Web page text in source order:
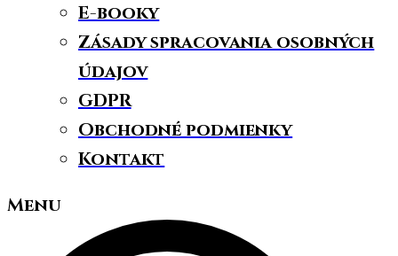
E-booky
Zásady spracovania osobných
údajov
GDPR
Obchodné podmienky
Kontakt
Menu